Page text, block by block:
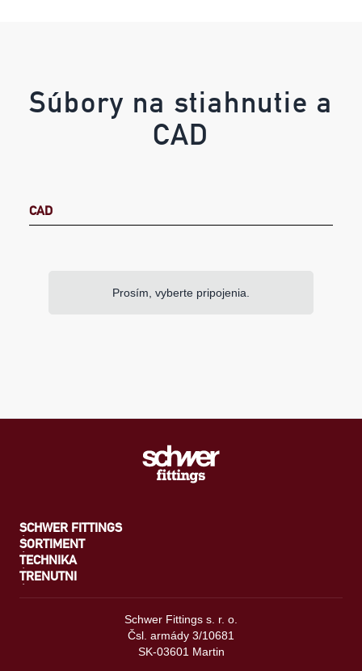
Súbory na stiahnutie a
CAD
CAD
Prosím, vyberte pripojenia.
SCHWER FITTINGS
SORTIMENT
TECHNIKA
TRENUTNI
Schwer Fittings s. r. o.
Čsl. armády 3/10681
SK-03601 Martin